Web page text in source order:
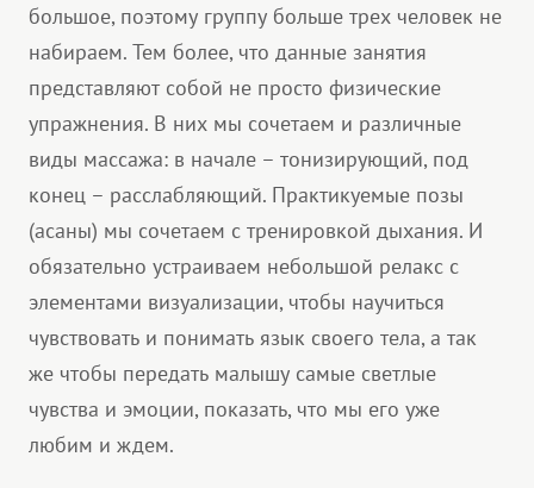
большое, поэтому группу больше трех человек не
набираем. Тем более, что данные занятия
представляют собой не просто физические
упражнения. В них мы сочетаем и различные
виды массажа: в начале – тонизирующий, под
конец – расслабляющий. Практикуемые позы
(асаны) мы сочетаем с тренировкой дыхания. И
обязательно устраиваем небольшой релакс с
элементами визуализации, чтобы научиться
чувствовать и понимать язык своего тела, а так
же чтобы передать малышу самые светлые
чувства и эмоции, показать, что мы его уже
любим и ждем.